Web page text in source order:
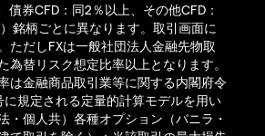
債券CFD：同2％以上、その他CFD：
銘柄ごとに異なります。取引画面に
ただしFXは一般社団法人金融先物取
為替リスク想定比率以上となります。
は金融商品取引業等に関する内閣府令
に規定される定量的計算モデルを用い
・個人共）各種オプション（バニラ・